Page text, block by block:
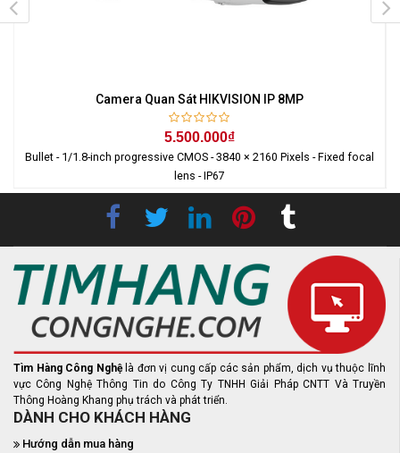
Camera Quan Sát HIKVISION IP 8MP
5.500.000₫
Bullet - 1/1.8-inch progressive CMOS - 3840 × 2160 Pixels - Fixed focal
lens - IP67
Tìm Hàng Công Nghệ là đơn vị cung cấp các sản phẩm, dịch vụ thuộc lĩnh
vực Công Nghệ Thông Tin do Công Ty TNHH Giải Pháp CNTT Và Truyền
Thông Hoàng Khang phụ trách và phát triển.
DÀNH CHO KHÁCH HÀNG
Hướng dẫn mua hàng